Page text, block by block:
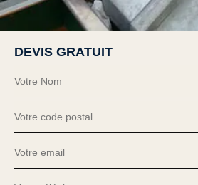
DEVIS GRATUIT